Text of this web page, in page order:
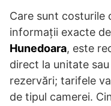
Care sunt costurile
informații exacte
Hunedoara, este
direct la unitate
rezervări; tarifele
de tipul camerei.